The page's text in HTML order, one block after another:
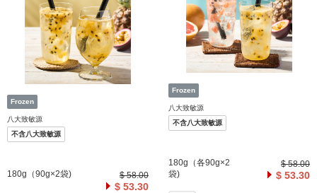
八大致敏源
不含八大致敏源
180g（90g×2袋) $ 58.00
$ 53.30
八大致敏源
不含八大致敏源
180g（各90g×2
袋)
$ 58.00
$ 53.30